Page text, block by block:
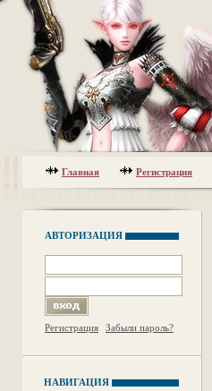
Главная Регистрация
АВТОРИЗАЦИЯ
Регистрация Забыли пароль?
НАВИГАЦИЯ